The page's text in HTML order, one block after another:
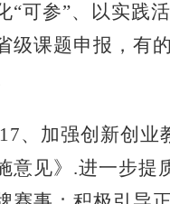
“可参”、以实践
级课题申报，有
17、加强创新创业
意见》.进一步提